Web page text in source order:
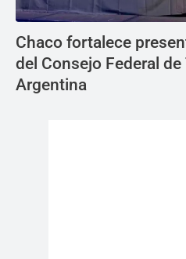
Chaco fortalece
del Consejo Federal
Argentina